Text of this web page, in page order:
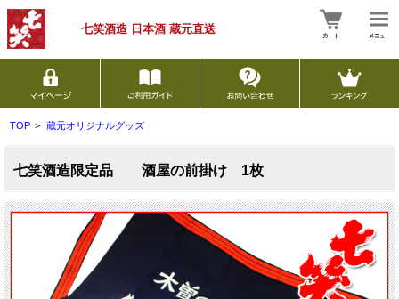
七笑酒造 日本酒 蔵元直送
TOP > 蔵元オリジナルグッズ
七笑酒造限定品 酒屋の前掛け 1枚